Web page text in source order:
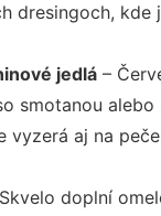
dresingoch,
jedlá –
smotanou
vyzerá aj na
doplní